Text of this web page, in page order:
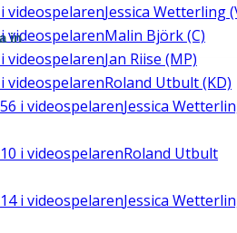
i videospelarenJessica Wetterling
videospelarenMalin Björk (C)
i videospelarenJan Riise (MP)
videospelarenRoland Utbult (KD)
i videospelarenJessica
i videospelarenRoland Utbult
i videospelarenJessica
in